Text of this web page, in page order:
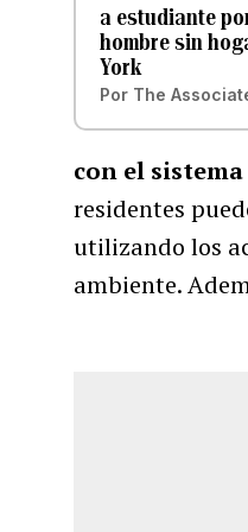
a estudiante
hombre sin
York
Por The
con el
residentes
utilizando los
ambiente.